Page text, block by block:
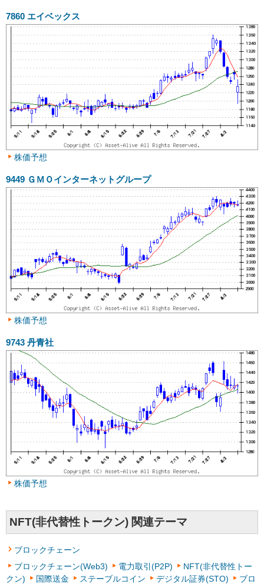
7860 エイベックス
株価予想
9449 ＧＭＯインターネットグループ
株価予想
9743 丹青社
株価予想
NFT(非代替性トークン) 関連テーマ
ブロックチェーン
ブロックチェーン(Web3)
電力取引(P2P)
NFT(非代替性トー
クン)
国際送金 ステーブルコイン デジタル証券(STO)
ブロ